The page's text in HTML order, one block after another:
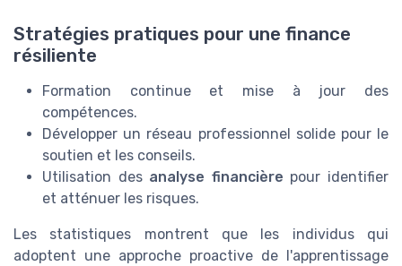
Stratégies pratiques pour une finance
résiliente
Formation continue et mise à jour des
compétences.
Développer un réseau professionnel solide pour le
soutien et les conseils.
Utilisation des analyse financière pour identifier
et atténuer les risques.
Les statistiques montrent que les individus qui
adoptent une approche proactive de l'apprentissage